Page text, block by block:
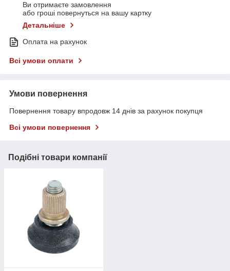
Ви отримаєте замовлення
або гроші повернуться на вашу картку
Детальніше
Оплата на рахунок
Всі умови оплати
Умови повернення
Повернення товару впродовж 14 днів за рахунок покупця
Всі умови повернення
Подібні товари компанії